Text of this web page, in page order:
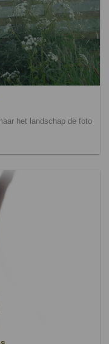
het landschap de foto